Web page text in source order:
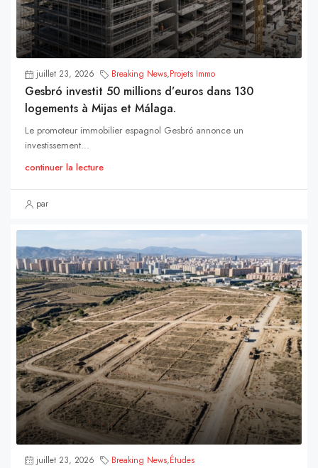
juillet 23, 2026 Breaking News,Projets Immo
Gesbró investit 50 millions d’euros dans 130
logements à Mijas et Málaga.
Le promoteur immobilier espagnol Gesbró annonce un
investissement...
continuer la lecture
par
juillet 23, 2026 Breaking News,Études